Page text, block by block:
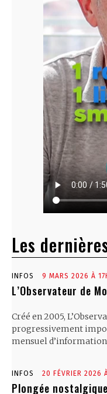
Les
INFOS 9 MARS 2026 À
L’Observateur de
Créé en 2005,
progressivement
mensuel d’information
INFOS 20 FÉVRIER 2026
Plongée